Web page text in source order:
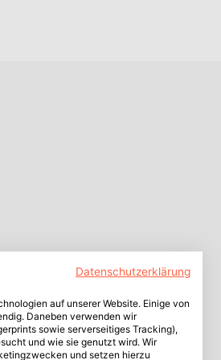
Datenschutzerklärung
auf unserer Website. Einige von
Daneben verwenden wir
sowie serverseitiges Tracking),
und wie sie genutzt wird. Wir
und setzen hierzu